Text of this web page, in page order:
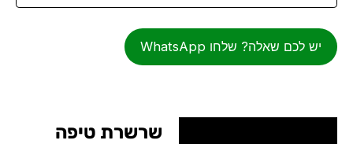
יש לכם שאלה? שלחו WhatsApp
שרשרת טיפה